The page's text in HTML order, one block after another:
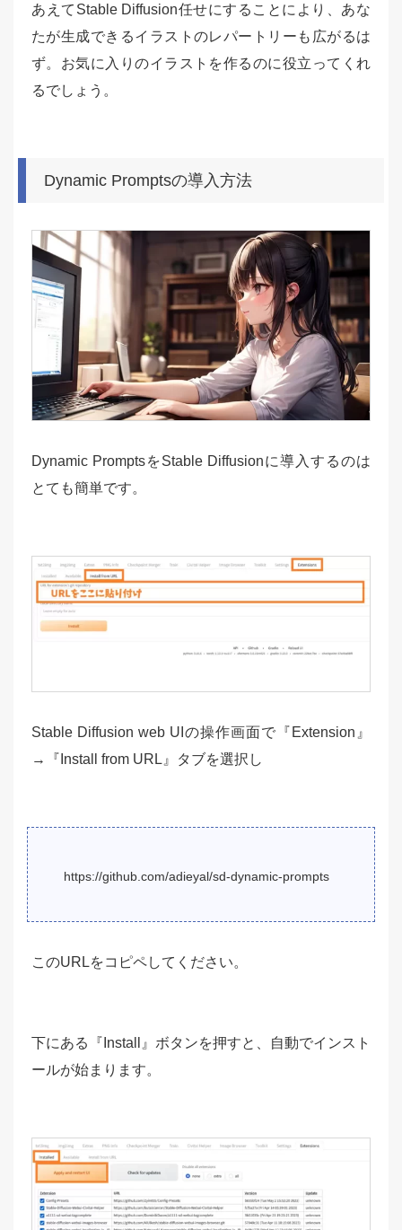
あえてStable Diffusion任せにすることにより、あな
たが生成できるイラストのレパートリーも広がるは
ず。お気に入りのイラストを作るのに役立ってくれ
るでしょう。
Dynamic Promptsの導入方法
Dynamic PromptsをStable Diffusionに導入するのは
とても簡単です。
Stable Diffusion web UIの操作画面で『Extension』
→『Install from URL』タブを選択し
https://github.com/adieyal/sd-dynamic-prompts
このURLをコピペしてください。
下にある『Install』ボタンを押すと、自動でインスト
ールが始まります。